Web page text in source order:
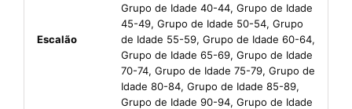
Escalão
Grupo de Idade 40-44, Grupo de Idade
45-49, Grupo de Idade 50-54, Grupo
de Idade 55-59, Grupo de Idade 60-64,
Grupo de Idade 65-69, Grupo de Idade
70-74, Grupo de Idade 75-79, Grupo de
Idade 80-84, Grupo de Idade 85-89,
Grupo de Idade 90-94, Grupo de Idade